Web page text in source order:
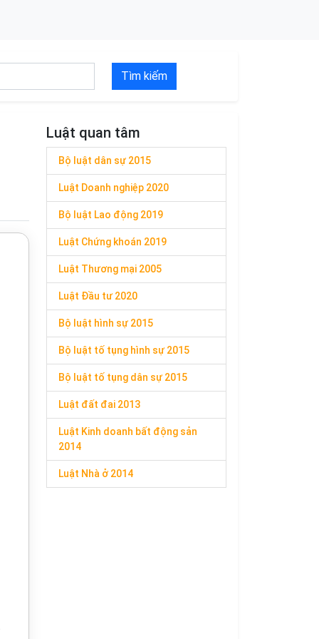
Tìm kiếm
Luật quan tâm
Bộ luật dân sự 2015
Luật Doanh nghiệp 2020
Bộ luật Lao động 2019
Luật Chứng khoán 2019
Luật Thương mại 2005
Luật Đầu tư 2020
Bộ luật hình sự 2015
Bộ luật tố tụng hình sự 2015
Bộ luật tố tụng dân sự 2015
Luật đất đai 2013
Luật Kinh doanh bất động sản
2014
Luật Nhà ở 2014